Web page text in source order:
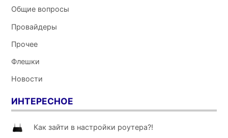
Общие вопросы
Провайдеры
Прочее
Флешки
Новости
ИНТЕРЕСНОЕ
Как зайти в настройки роутера?!